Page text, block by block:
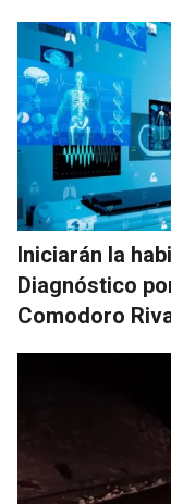
Iniciarán la
Diagnóstico
Comodoro